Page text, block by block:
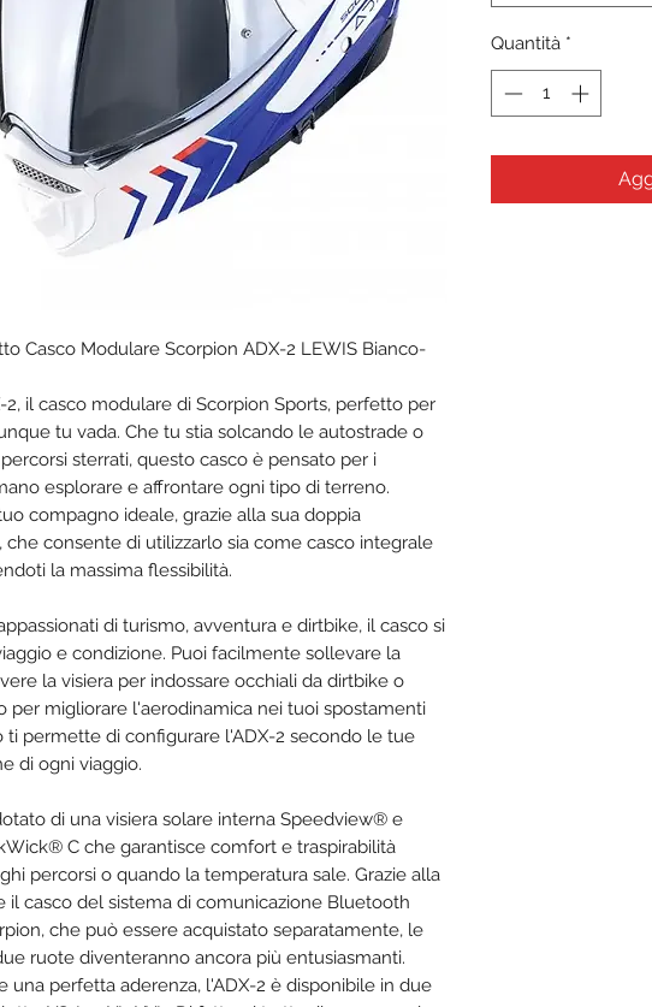
Casco Modulare Scorpion ADX-2 LEWIS Bianco-
2, il casco modulare di Scorpion Sports, perfetto per
tu vada. Che tu stia solcando le autostrade o
sterrati, questo casco è pensato per i
esplorare e affrontare ogni tipo di terreno.
compagno ideale, grazie alla sua doppia
consente di utilizzarlo sia come casco integrale
la massima flessibilità.
di turismo, avventura e dirtbike, il casco si
e condizione. Puoi facilmente sollevare la
la visiera per indossare occhiali da dirtbike o
per migliorare l'aerodinamica nei tuoi spostamenti
ti permette di configurare l'ADX-2 secondo le tue
di ogni viaggio.
di una visiera solare interna Speedview® e
C che garantisce comfort e traspirabilità
percorsi o quando la temperatura sale. Grazie alla
il casco del sistema di comunicazione Bluetooth
che può essere acquistato separatamente, le
ruote diventeranno ancora più entusiasmanti.
una perfetta aderenza, l'ADX-2 è disponibile in due
Quantità *